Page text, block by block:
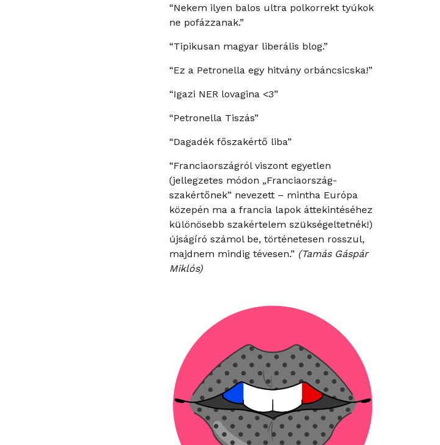
“Nekem ilyen balos ultra polkorrekt tyúkok
ne pofázzanak.”
“Tipikusan magyar liberális blog.”
“Ez a Petronella egy hitvány orbáncsicska!”
“Igazi NER lovagina <3”
“Petronella Tiszás”
“Dagadék főszakértő liba”
“Franciaországról viszont egyetlen
(jellegzetes módon „Franciaország-
szakértőnek” nevezett – mintha Európa
közepén ma a francia lapok áttekintéséhez
különösebb szakértelem szükségeltetnék!)
újságíró számol be, történetesen rosszul,
majdnem mindig tévesen.” (Tamás Gáspár
Miklós)